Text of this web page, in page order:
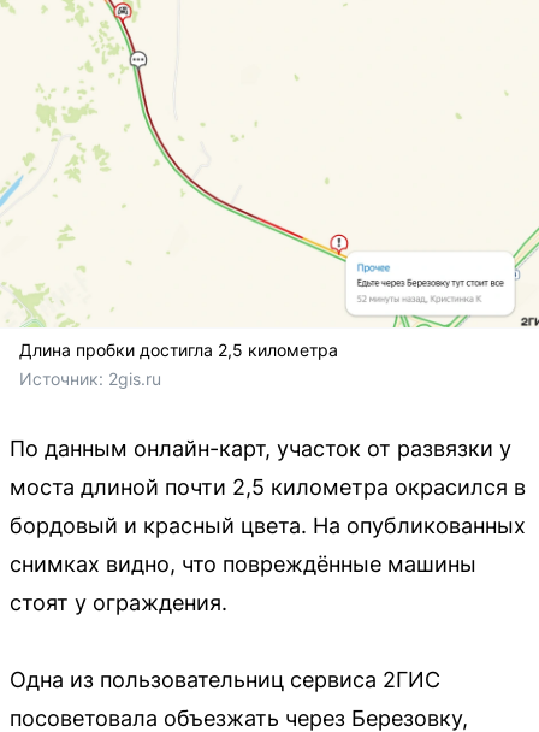
Длина пробки достигла 2,5 километра
Источник: 2gis.ru
По данным онлайн-карт, участок от развязки у
моста длиной почти 2,5 километра окрасился в
бордовый и красный цвета. На опубликованных
снимках видно, что повреждённые машины
стоят у ограждения.
Одна из пользовательниц сервиса 2ГИС
посоветовала объезжать через Березовку,